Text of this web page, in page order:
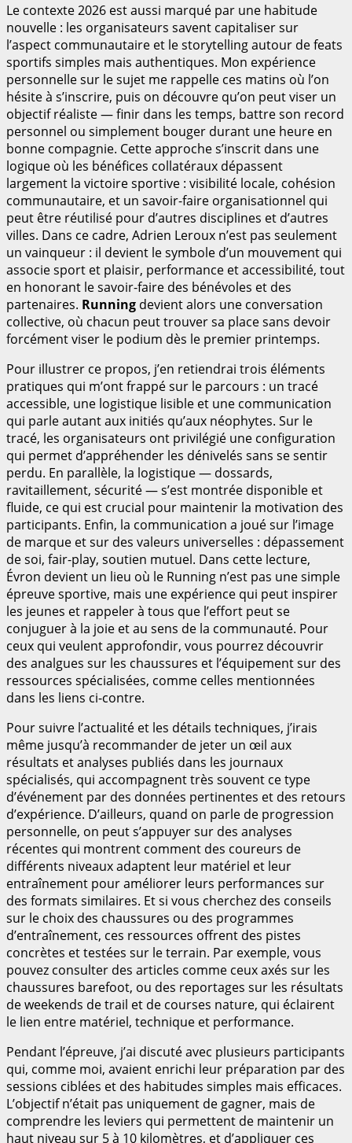
Le contexte 2026 est aussi marqué par une habitude
nouvelle : les organisateurs savent capitaliser sur
l’aspect communautaire et le storytelling autour de feats
sportifs simples mais authentiques. Mon expérience
personnelle sur le sujet me rappelle ces matins où l’on
hésite à s’inscrire, puis on découvre qu’on peut viser un
objectif réaliste — finir dans les temps, battre son record
personnel ou simplement bouger durant une heure en
bonne compagnie. Cette approche s’inscrit dans une
logique où les bénéfices collatéraux dépassent
largement la victoire sportive : visibilité locale, cohésion
communautaire, et un savoir-faire organisationnel qui
peut être réutilisé pour d’autres disciplines et d’autres
villes. Dans ce cadre, Adrien Leroux n’est pas seulement
un vainqueur : il devient le symbole d’un mouvement qui
associe sport et plaisir, performance et accessibilité, tout
en honorant le savoir-faire des bénévoles et des
partenaires. Running devient alors une conversation
collective, où chacun peut trouver sa place sans devoir
forcément viser le podium dès le premier printemps.
Pour illustrer ce propos, j’en retiendrai trois éléments
pratiques qui m’ont frappé sur le parcours : un tracé
accessible, une logistique lisible et une communication
qui parle autant aux initiés qu’aux néophytes. Sur le
tracé, les organisateurs ont privilégié une configuration
qui permet d’appréhender les dénivelés sans se sentir
perdu. En parallèle, la logistique — dossards,
ravitaillement, sécurité — s’est montrée disponible et
fluide, ce qui est crucial pour maintenir la motivation des
participants. Enfin, la communication a joué sur l’image
de marque et sur des valeurs universelles : dépassement
de soi, fair-play, soutien mutuel. Dans cette lecture,
Évron devient un lieu où le Running n’est pas une simple
épreuve sportive, mais une expérience qui peut inspirer
les jeunes et rappeler à tous que l’effort peut se
conjuguer à la joie et au sens de la communauté. Pour
ceux qui veulent approfondir, vous pourrez découvrir
des analgues sur les chaussures et l’équipement sur des
ressources spécialisées, comme celles mentionnées
dans les liens ci-contre.
Pour suivre l’actualité et les détails techniques, j’irais
même jusqu’à recommander de jeter un œil aux
résultats et analyses publiés dans les journaux
spécialisés, qui accompagnent très souvent ce type
d’événement par des données pertinentes et des retours
d’expérience. D’ailleurs, quand on parle de progression
personnelle, on peut s’appuyer sur des analyses
récentes qui montrent comment des coureurs de
différents niveaux adaptent leur matériel et leur
entraînement pour améliorer leurs performances sur
des formats similaires. Et si vous cherchez des conseils
sur le choix des chaussures ou des programmes
d’entraînement, ces ressources offrent des pistes
concrètes et testées sur le terrain. Par exemple, vous
pouvez consulter des articles comme ceux axés sur les
chaussures barefoot, ou des reportages sur les résultats
de weekends de trail et de courses nature, qui éclairent
le lien entre matériel, technique et performance.
Pendant l’épreuve, j’ai discuté avec plusieurs participants
qui, comme moi, avaient enrichi leur préparation par des
sessions ciblées et des habitudes simples mais efficaces.
L’objectif n’était pas uniquement de gagner, mais de
comprendre les leviers qui permettent de maintenir un
haut niveau sur 5 à 10 kilomètres, et d’appliquer ces